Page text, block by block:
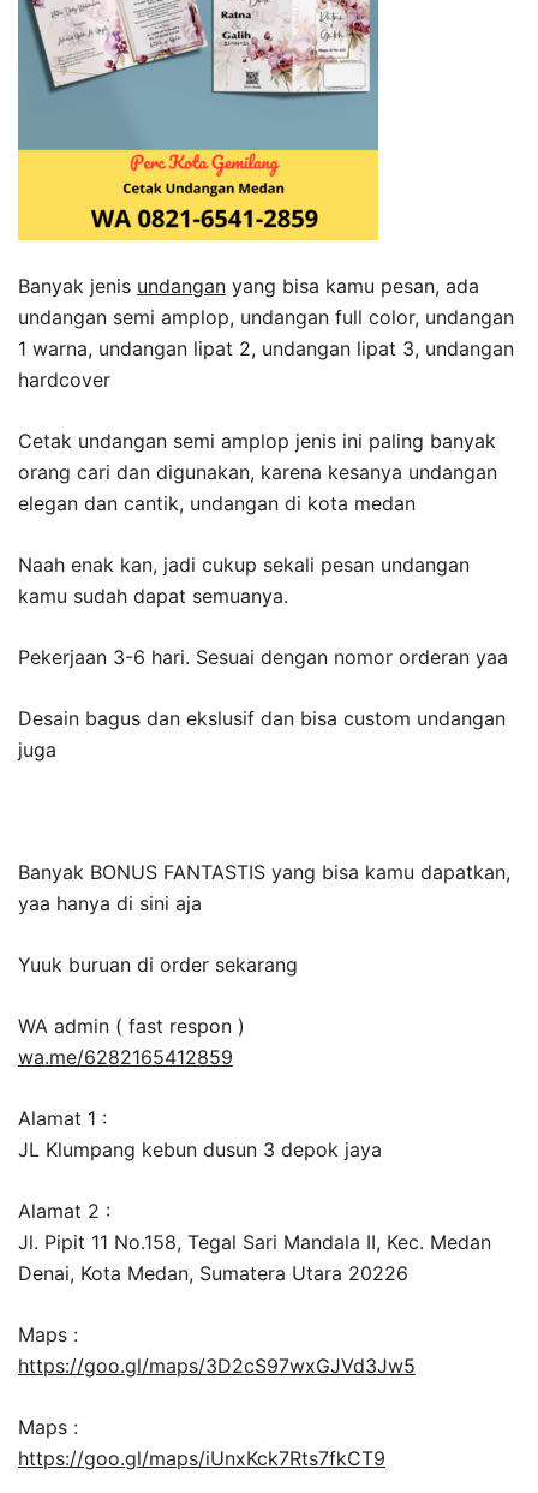
Banyak jenis undangan yang bisa kamu pesan, ada
undangan semi amplop, undangan full color, undangan
1 warna, undangan lipat 2, undangan lipat 3, undangan
hardcover
Cetak undangan semi amplop jenis ini paling banyak
orang cari dan digunakan, karena kesanya undangan
elegan dan cantik, undangan di kota medan
Naah enak kan, jadi cukup sekali pesan undangan
kamu sudah dapat semuanya.
Pekerjaan 3-6 hari. Sesuai dengan nomor orderan yaa
Desain bagus dan ekslusif dan bisa custom undangan
juga
Banyak BONUS FANTASTIS yang bisa kamu dapatkan,
yaa hanya di sini aja
Yuuk buruan di order sekarang
WA admin ( fast respon )
wa.me/6282165412859
Alamat 1 :
JL Klumpang kebun dusun 3 depok jaya
Alamat 2 :
Jl. Pipit 11 No.158, Tegal Sari Mandala II, Kec. Medan
Denai, Kota Medan, Sumatera Utara 20226
Maps :
https://goo.gl/maps/3D2cS97wxGJVd3Jw5
Maps :
https://goo.gl/maps/iUnxKck7Rts7fkCT9